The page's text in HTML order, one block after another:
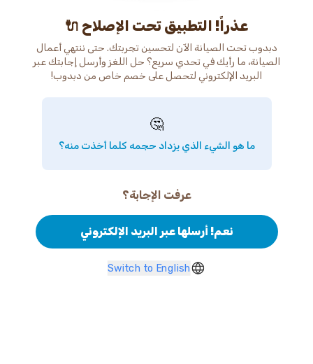
عذراً! التطبيق تحت الإصلاح 🔌
دبدوب تحت الصيانة الآن لتحسين تجربتك. حتى ننتهي أعمال
الصيانة، ما رأيك في تحدي سريع؟ حل اللغز وأرسل إجابتك عبر
البريد الإلكتروني لتحصل على خصم خاص من دبدوب!
🤔
ما هو الشيء الذي يزداد حجمه كلما أخذت منه؟
عرفت الإجابة؟
نعم! أرسلها عبر البريد الإلكتروني
Switch to English